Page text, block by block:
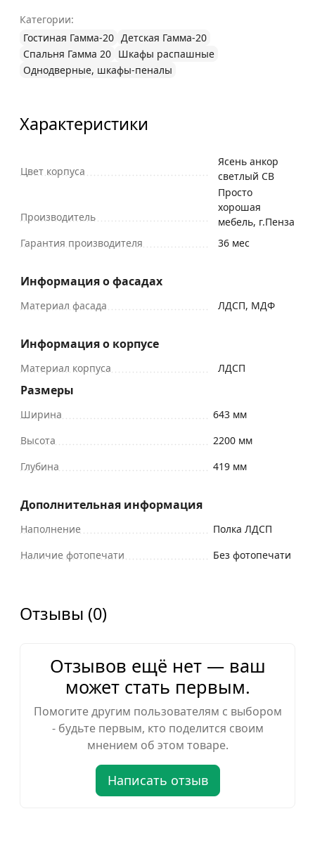
Категории:
Гостиная Гамма-20 Детская Гамма-20
Спальня Гамма 20 Шкафы распашные
Однодверные, шкафы-пеналы
Характеристики
Цвет корпуса
Ясень анкор
светлый СВ
Производитель
Просто
хорошая
мебель, г.Пенза
Гарантия производителя
36 мес
Информация о фасадах
Материал фасада ЛДСП, МДФ
Информация о корпусе
Материал корпуса ЛДСП
Размеры
Ширина
643 мм
Высота
2200 мм
Глубина
419 мм
Дополнительная информация
Наполнение
Полка ЛДСП
Наличие фотопечати
Без фотопечати
Отзывы (0)
Отзывов ещё нет — ваш
может стать первым.
Помогите другим пользователям с выбором
- будьте первым, кто поделится своим
мнением об этом товаре.
Написать отзыв